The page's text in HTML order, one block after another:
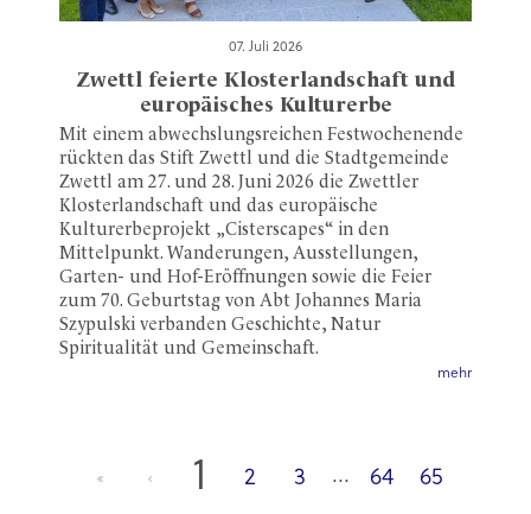
07. Juli 2026
Zwettl feierte Klosterlandschaft und
europäisches Kulturerbe
Mit einem abwechslungsreichen Festwochenende
rückten das Stift Zwettl und die Stadtgemeinde
Zwettl am 27. und 28. Juni 2026 die Zwettler
Klosterlandschaft und das europäische
Kulturerbeprojekt „Cisterscapes“ in den
Mittelpunkt. Wanderungen, Ausstellungen,
Garten- und Hof-Eröffnungen sowie die Feier
zum 70. Geburtstag von Abt Johannes Maria
Szypulski verbanden Geschichte, Natur
Spiritualität und Gemeinschaft.
mehr
1 2 3 ... 64
65